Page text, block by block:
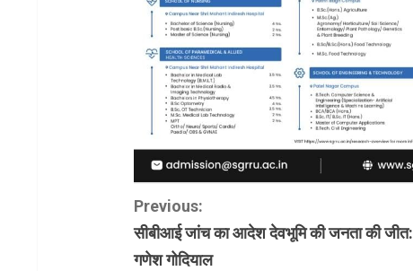
C
o
Previous:
सीबीआई जांच का आदेश देवभूमि की जनता की जीत:
गणेश गोदियाल